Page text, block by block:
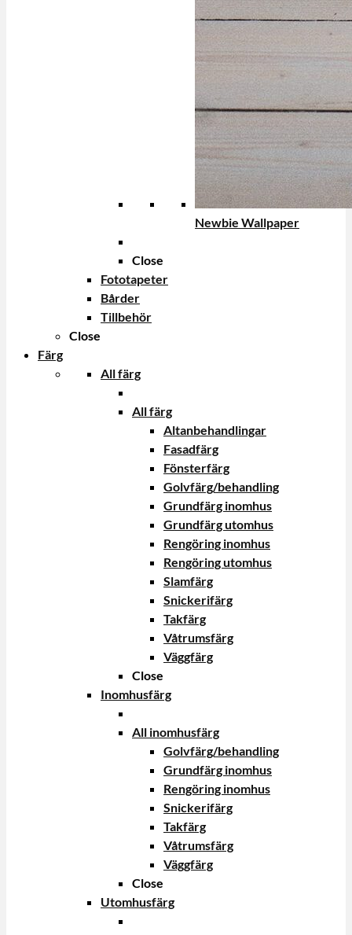
Newbie Wallpaper
Close
Fototapeter
Bårder
Tillbehör
Close
Färg
All färg
All färg
Altanbehandlingar
Fasadfärg
Fönsterfärg
Golvfärg/behandling
Grundfärg inomhus
Grundfärg utomhus
Rengöring inomhus
Rengöring utomhus
Slamfärg
Snickerifärg
Takfärg
Våtrumsfärg
Väggfärg
Close
Inomhusfärg
All inomhusfärg
Golvfärg/behandling
Grundfärg inomhus
Rengöring inomhus
Snickerifärg
Takfärg
Våtrumsfärg
Väggfärg
Close
Utomhusfärg